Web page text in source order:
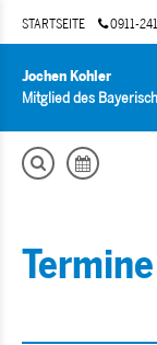
STARTSEITE 0911-
Jochen Kohler
Mitglied des
Termine